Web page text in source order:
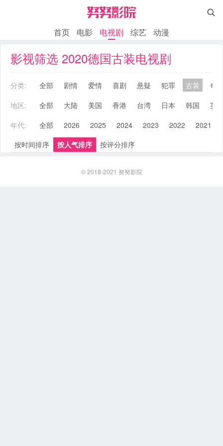

首页 电影 电视剧 综艺 动漫
影视筛选 2020德国古装电视剧
分类: 全部 剧情 爱情 喜剧 悬疑 犯罪 古装
奇
地区:
全部 大陆 美国 香港 台湾 日本 韩国
英
年代:
全部 2026 2025 2024 2023 2022 2021
按时间排序
按人气排序 按评分排序
© 2018-2021 努努影院